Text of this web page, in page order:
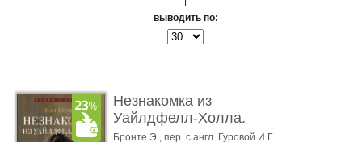
выводить по:
Незнакомка из
Уайлдфелл-Холла.
Роман (Серия «Р� ...
Бронте Э., пер. с англ. Гуровой И.Г.